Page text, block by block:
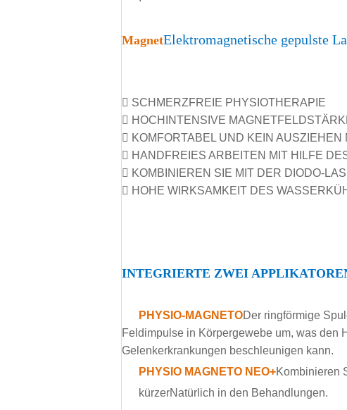
MagnetElektromagnetische gepulste
 SCHMERZFREIE PHYSIOTHERAPIE
 HOCHINTENSIVE
 KOMFORTABEL UND KEIN AUSZIEHEN
 HANDFREIES ARBEITEN MIT HILFE
 KOMBINIEREN SIE MIT DER DIODO-
 HOHE WIRKSAMKEIT DES
INTEGRIERTE ZWEI
PHYSIO-MAGNETODer ringförmige
Feldimpulse in Körpergewebe um, was den
Gelenkerkrankungen beschleunigen kann.
PHYSIO MAGNETO NEO+Kombinieren
kürzerNatürlich in den Behandlungen.